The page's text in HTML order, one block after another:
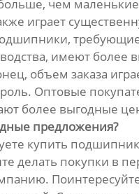
больше, чем
играет
имеют более
объем заказа
Оптовые
более выгодные
предложения?
купить
делать покупки в